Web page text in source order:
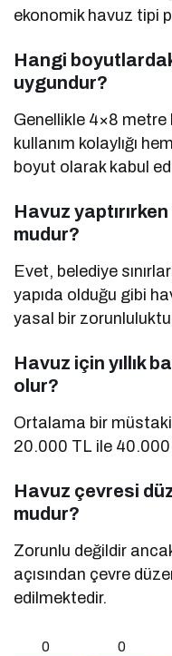
ekonomik havuz tipi
Hangi
uygundur?
Genellikle 4×8 metre
kullanım kolaylığı
boyut olarak kabul
Havuz
mudur?
Evet, belediye
yapıda olduğu gibi
yasal bir
Havuz için yıllık
olur?
Ortalama bir müstakil
20.000 TL ile 40.000
Havuz çevresi
mudur?
Zorunlu değildir
açısından çevre
edilmektedir.
0 0